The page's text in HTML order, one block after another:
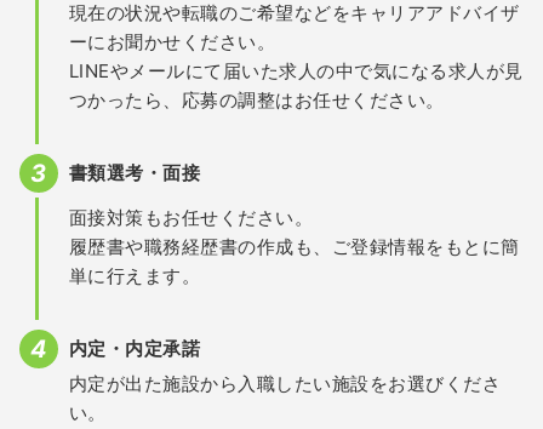
現在の状況や転職のご希望などをキャリアアドバイザ
ーにお聞かせください。
LINEやメールにて届いた求人の中で気になる求人が見
つかったら、応募の調整はお任せください。
書類選考・面接
面接対策もお任せください。
履歴書や職務経歴書の作成も、ご登録情報をもとに簡
単に行えます。
内定・内定承諾
内定が出た施設から入職したい施設をお選びくださ
い。